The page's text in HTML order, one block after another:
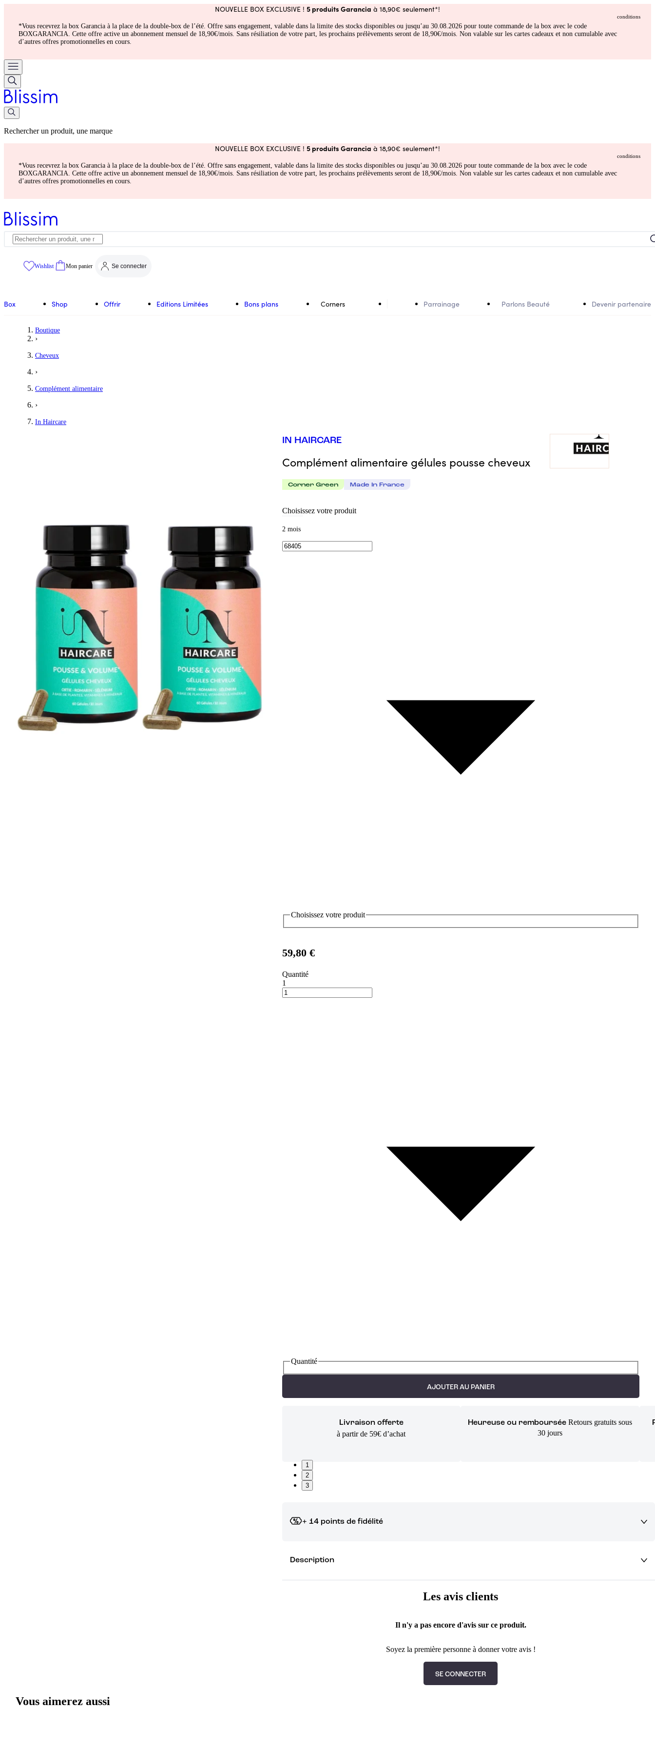
NOUVELLE BOX EXCLUSIVE ! 5 produits Garancia à 18,90€ seulement*!
conditions
*Vous recevrez la box Garancia à la place de la double-box de l’été. Offre sans engagement, valable dans la limite des stocks disponibles ou jusqu’au 30.08.2026 pour toute commande de la box avec le code
BOXGARANCIA. Cette offre active un abonnement mensuel de 18,90€/mois. Sans résiliation de votre part, les prochains prélèvements seront de 18,90€/mois. Non valable sur les cartes cadeaux et non cumulable avec
d’autres offres promotionnelles en cours.
Rechercher un produit, une marque
NOUVELLE BOX EXCLUSIVE ! 5 produits Garancia à 18,90€ seulement*!
conditions
*Vous recevrez la box Garancia à la place de la double-box de l’été. Offre sans engagement, valable dans la limite des stocks disponibles ou jusqu’au 30.08.2026 pour toute commande de la box avec le code
BOXGARANCIA. Cette offre active un abonnement mensuel de 18,90€/mois. Sans résiliation de votre part, les prochains prélèvements seront de 18,90€/mois. Non valable sur les cartes cadeaux et non cumulable avec
d’autres offres promotionnelles en cours.
Wishlist Mon panier Se connecter
Box Shop Offrir Editions Limitées Bons plans Corners Parrainage Parlons Beauté Devenir partenaire
Boutique
›
Cheveux
›
Complément alimentaire
›
In Haircare
IN HAIRCARE
Complément alimentaire gélules pousse cheveux
Corner Green Made In France
Choisissez votre produit
2 mois
Choisissez votre produit
59,80 €
Quantité
1
Quantité
AJOUTER AU PANIER
Livraison offerte
à partir de 59€ d’achat
Heureuse ou remboursée Retours gratuits sous
30 jours
1
2
3
+ 14 points de fidélité
Description
Les avis clients
Il n'y a pas encore d'avis sur ce produit.
Soyez la première personne à donner votre avis !
SE CONNECTER
Vous aimerez aussi